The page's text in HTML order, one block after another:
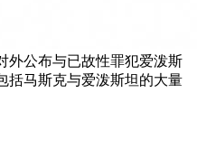
外公布与已故性罪犯爱泼斯
括马斯克与爱泼斯坦的大量